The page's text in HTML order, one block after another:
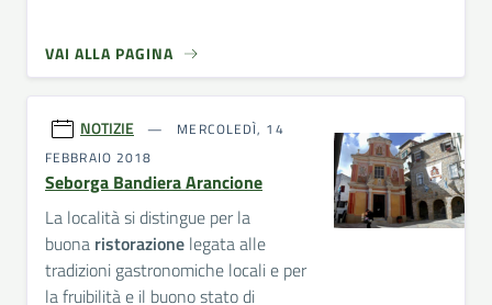
VAI ALLA PAGINA
NOTIZIE
MERCOLEDÌ, 14
FEBBRAIO 2018
Seborga Bandiera Arancione
La località si distingue per la
buona ristorazione legata alle
tradizioni gastronomiche locali e per
la fruibilità e il buono stato di